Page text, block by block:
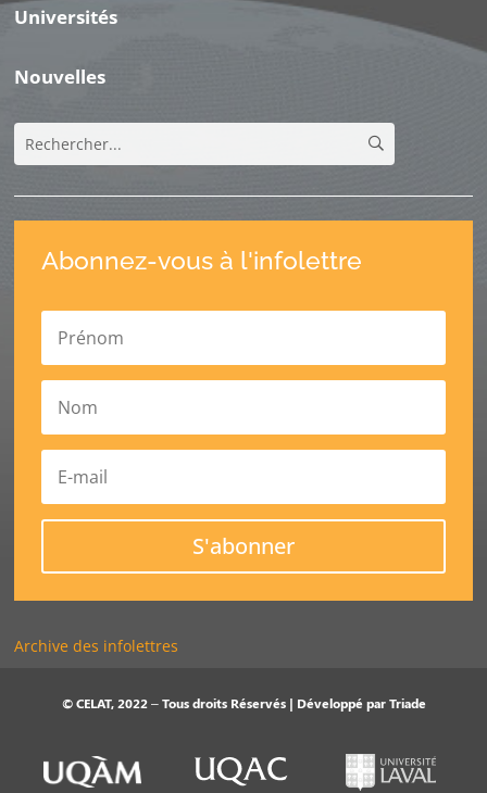
Universités
Nouvelles
Abonnez-vous à l'infolettre
S'abonner
Archive des infolettres
© CELAT, 2022 – Tous droits Réservés | Développé parTriade